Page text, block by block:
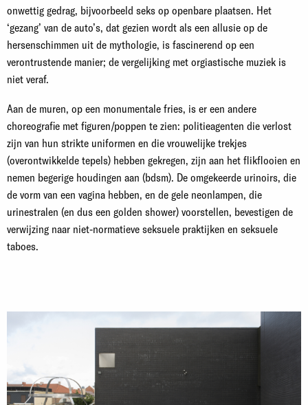
onwettig gedrag, bijvoorbeeld seks op openbare plaatsen. Het
‘gezang’ van de auto’s, dat gezien wordt als een allusie op de
hersenschimmen uit de mythologie, is fascinerend op een
verontrustende manier; de vergelijking met orgiastische muziek is
niet veraf.
Aan de muren, op een monumentale fries, is er een andere
choreografie met figuren/poppen te zien: politieagenten die verlost
zijn van hun strikte uniformen en die vrouwelijke trekjes
(overontwikkelde tepels) hebben gekregen, zijn aan het flikflooien en
nemen begerige houdingen aan (bdsm). De omgekeerde urinoirs, die
de vorm van een vagina hebben, en de gele neonlampen, die
urinestralen (en dus een golden shower) voorstellen, bevestigen de
verwijzing naar niet-normatieve seksuele praktijken en seksuele
taboes.